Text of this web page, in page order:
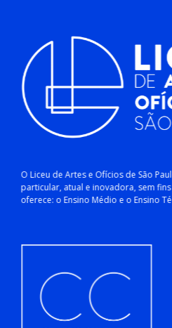
O Liceu de Artes e Ofícios de São
particular, atual e inovadora, sem
oferece: o Ensino Médio e o Ensino